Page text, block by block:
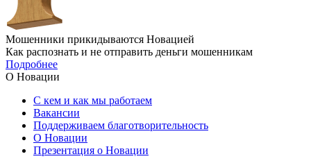
Мошенники прикидываются Новацией
Как распознать и не отправить деньги мошенникам
Подробнее
О Новации
С кем и как мы работаем
Вакансии
Поддерживаем благотворительность
О Новации
Презентация о Новации